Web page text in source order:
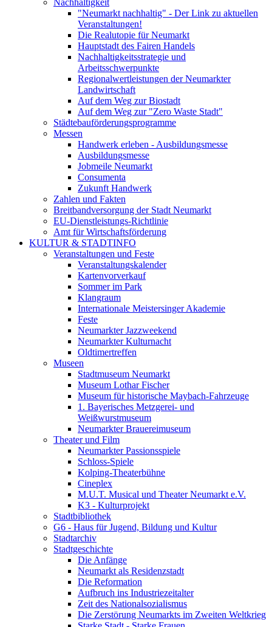
Nachhaltigkeit
"Neumarkt nachhaltig" - Der Link zu aktuellen
Veranstaltungen!
Die Realutopie für Neumarkt
Hauptstadt des Fairen Handels
Nachhaltigkeitsstrategie und
Arbeitsschwerpunkte
Regionalwertleistungen der Neumarkter
Landwirtschaft
Auf dem Weg zur Biostadt
Auf dem Weg zur "Zero Waste Stadt"
Städtebauförderungsprogramme
Messen
Handwerk erleben - Ausbildungsmesse
Ausbildungsmesse
Jobmeile Neumarkt
Consumenta
Zukunft Handwerk
Zahlen und Fakten
Breitbandversorgung der Stadt Neumarkt
EU-Dienstleistungs-Richtlinie
Amt für Wirtschaftsförderung
KULTUR & STADTINFO
Veranstaltungen und Feste
Veranstaltungskalender
Kartenvorverkauf
Sommer im Park
Klangraum
Internationale Meistersinger Akademie
Feste
Neumarkter Jazzweekend
Neumarkter Kulturnacht
Oldtimertreffen
Museen
Stadtmuseum Neumarkt
Museum Lothar Fischer
Museum für historische Maybach-Fahrzeuge
1. Bayerisches Metzgerei- und
Weißwurstmuseum
Neumarkter Brauereimuseum
Theater und Film
Neumarkter Passionsspiele
Schloss-Spiele
Kolping-Theaterbühne
Cineplex
M.U.T. Musical und Theater Neumarkt e.V.
K3 - Kulturprojekt
Stadtbibliothek
G6 - Haus für Jugend, Bildung und Kultur
Stadtarchiv
Stadtgeschichte
Die Anfänge
Neumarkt als Residenzstadt
Die Reformation
Aufbruch ins Industriezeitalter
Zeit des Nationalsozialismus
Die Zerstörung Neumarkts im Zweiten Weltkrieg